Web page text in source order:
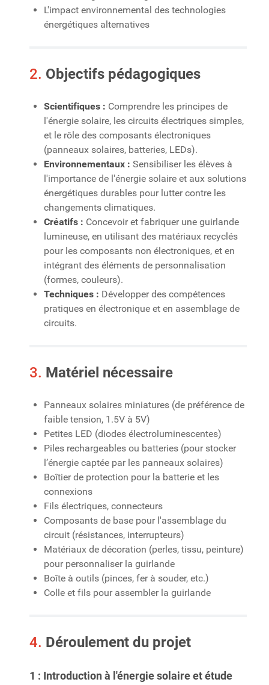
L'impact environnemental des technologies
énergétiques alternatives
2. Objectifs pédagogiques
Scientifiques : Comprendre les principes de
l'énergie solaire, les circuits électriques simples,
et le rôle des composants électroniques
(panneaux solaires, batteries, LEDs).
Environnementaux : Sensibiliser les élèves à
l'importance de l'énergie solaire et aux solutions
énergétiques durables pour lutter contre les
changements climatiques.
Créatifs : Concevoir et fabriquer une guirlande
lumineuse, en utilisant des matériaux recyclés
pour les composants non électroniques, et en
intégrant des éléments de personnalisation
(formes, couleurs).
Techniques : Développer des compétences
pratiques en électronique et en assemblage de
circuits.
3. Matériel nécessaire
Panneaux solaires miniatures (de préférence de
faible tension, 1.5V à 5V)
Petites LED (diodes électroluminescentes)
Piles rechargeables ou batteries (pour stocker
l’énergie captée par les panneaux solaires)
Boîtier de protection pour la batterie et les
connexions
Fils électriques, connecteurs
Composants de base pour l'assemblage du
circuit (résistances, interrupteurs)
Matériaux de décoration (perles, tissu, peinture)
pour personnaliser la guirlande
Boîte à outils (pinces, fer à souder, etc.)
Colle et fils pour assembler la guirlande
4. Déroulement du projet
1 : Introduction à l'énergie solaire et étude